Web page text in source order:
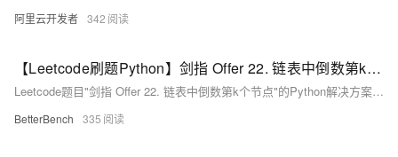
阿里云开发者 342
【Leetcode刷题Python】剑指 Offer 22. 链表中倒数第k个节点
Leetcode题目"剑指 Offer 22. 链表中倒数第k个节点"的Python解决方案，使用双指针法找到并返回链表中倒数第k个节点。
BetterBench 335